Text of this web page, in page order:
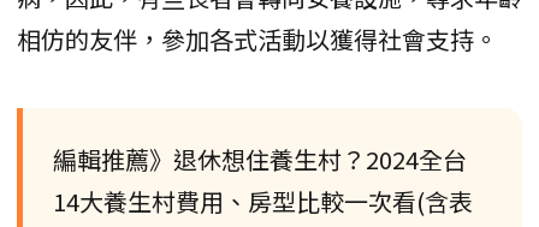
相仿的友伴，參加各式活動以獲得社會支持。
編輯推薦》退休想住養生村？2024全台
14大養生村費用、房型比較一次看(含表